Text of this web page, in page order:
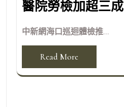
醫院勞檢加超三成
中新網海口巡迴體檢推...
Read More